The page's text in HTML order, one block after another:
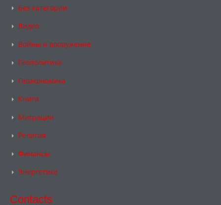
Без категории
Видео
Войны и вооружение
Геополитика
Геоэкономика
Книги
Миграции
Религия
Финансы
Энергетика
Contacts